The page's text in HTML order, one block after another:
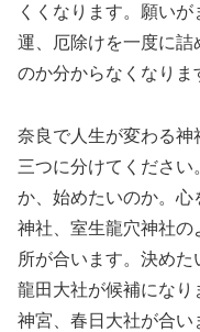
くくなります。願い
運、厄除けを一度に詰
のか分からなくなりま
奈良で人生が変わる
三つに分けてくださ
か、始めたいのか。心
神社、室生龍穴神社
所が合います。決めた
龍田大社が候補にな
神宮、春日大社が合い